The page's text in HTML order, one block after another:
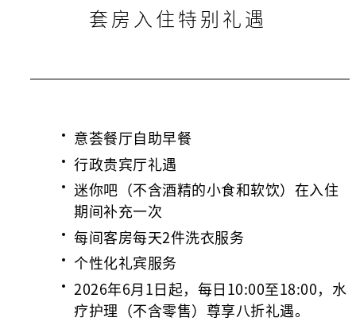
套房入住特别礼遇
意荟餐厅自助早餐
行政贵宾厅礼遇
迷你吧（不含酒精的小食和软饮）在入住
期间补充一次
每间客房每天2件洗衣服务
个性化礼宾服务
2026年6月1日起，每日10:00至18:00，水
疗护理（不含零售）尊享八折礼遇。